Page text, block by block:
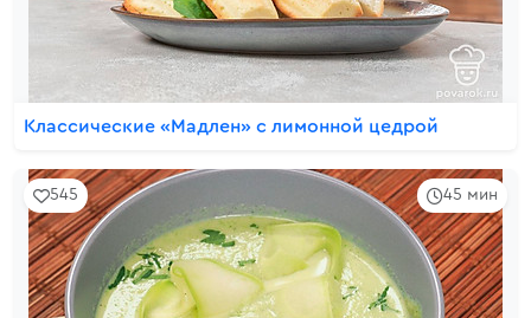
Классические «Мадлен» с лимонной цедрой
45 мин
545